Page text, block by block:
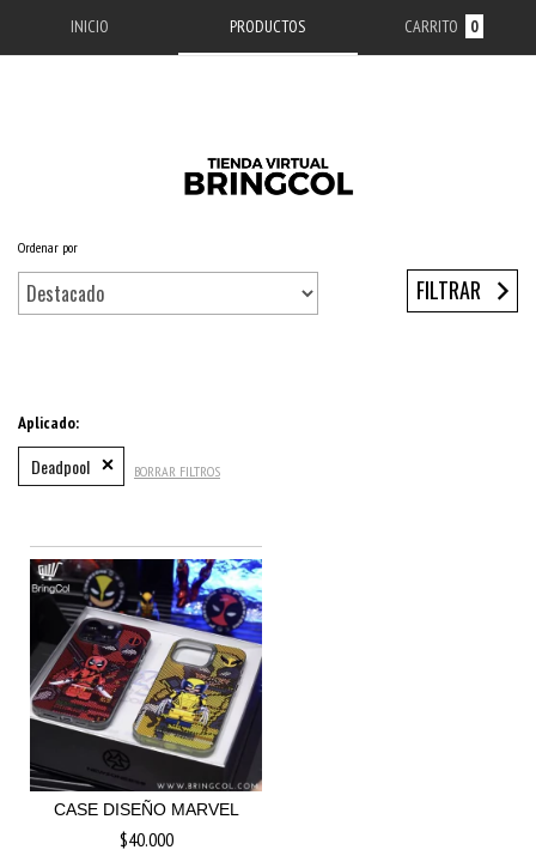
INICIO PRODUCTOS CARRITO 0
Inicio / ACCESORIOS APPLE
Ordenar por
FILTRAR
Aplicado:
Deadpool BORRAR FILTROS
CASE DISEÑO MARVEL
$40.000